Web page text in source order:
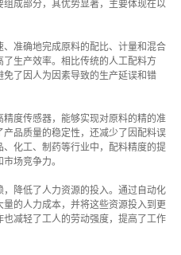
成部分，其优势显著，主要体现在以
准确地完成原料的配比、计量和混合
生产效率。相比传统的人工配料方
了因人为因素导致的生产延误和错
度传感器，能够实现对原料的精的准
品质量的稳定性，还减少了因配料误
化工、制药等行业中，配料精度的提
场竞争力。
降低了人力资源的投入。通过自动化
的人力成本，并将这些资源投入到更
减轻了工人的劳动强度，提高了工作